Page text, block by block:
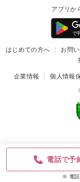
電話で予
電
アプリか
はじめての方へ お問
企業情報 個人情報